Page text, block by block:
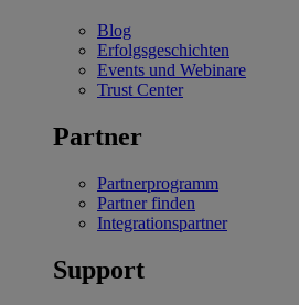
Blog
Erfolgsgeschichten
Events und Webinare
Trust Center
Partner
Partnerprogramm
Partner finden
Integrationspartner
Support